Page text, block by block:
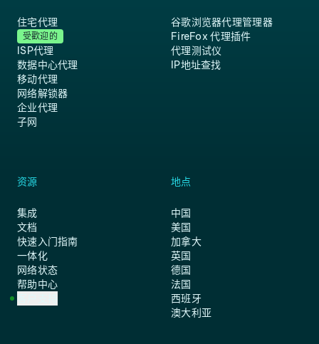
住宅代理
受歡迎的
ISP代理
数据中心代理
移动代理
网络解锁器
企业代理
子网
谷歌浏览器代理管理器
FireFox 代理插件
代理测试仪
IP地址查找
资源
集成
文档
快速入门指南
一体化
网络状态
帮助中心
地点
中国
美国
加拿大
英国
德国
法国
西班牙
澳大利亚